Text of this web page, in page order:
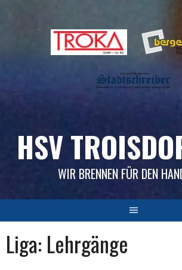
HSV
WIR BRENNEN FÜR DEN
Liga: Lehrgänge